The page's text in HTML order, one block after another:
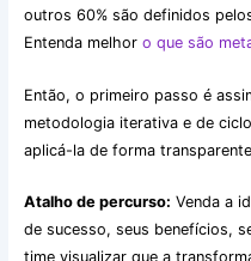
outros 60% são definidos
Entenda melhor o que são
Então, o primeiro passo é
metodologia iterativa e de
aplicá-la de forma
Atalho de percurso: Venda a
de sucesso, seus benefícios,
time visualizar que a